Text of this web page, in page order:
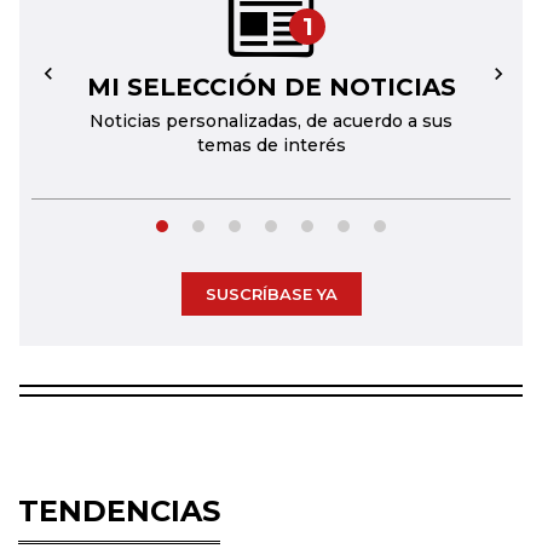
1
MI SELECCIÓN DE NOTICIAS
Noticias personalizadas, de acuerdo a sus
temas de interés
← →
SUSCRÍBASE YA
TENDENCIAS